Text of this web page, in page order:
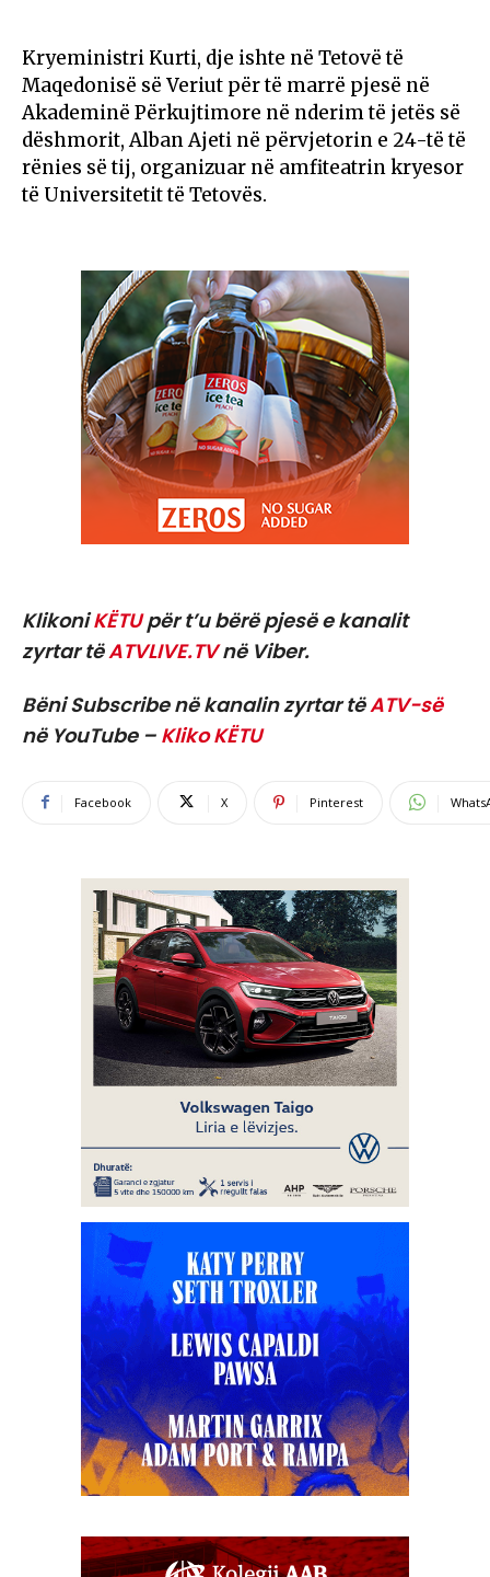
Kryeministri Kurti, dje ishte në Tetovë të
Maqedonisë së Veriut për të marrë pjesë në
Akademinë Përkujtimore në nderim të jetës së
dëshmorit, Alban Ajeti në përvjetorin e 24-të të
rënies së tij, organizuar në amfiteatrin kryesor
të Universitetit të Tetovës.
KlikoniKËTUpër t’u bërë pjesë e kanalit
zyrtar tëATVLIVE.TVnë Viber.
Bëni Subscribe në kanalin zyrtar tëATV-së
në YouTube – Kliko KËTU
Facebook X Pinterest